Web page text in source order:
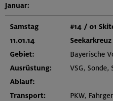
Januar:
Samstag
#14 / 01
11.01.14
Gebiet:
Bayerische
Ausrüstung:
VSG,
Ablauf:
Transport:
PKW,